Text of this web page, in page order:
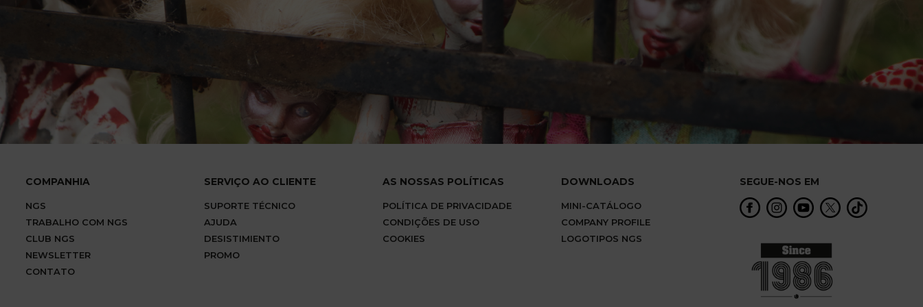
COMPANHIA
NGS
TRABALHO COM NGS
CLUB NGS
NEWSLETTER
CONTATO
SERVIÇO AO CLIENTE
SUPORTE TÉCNICO
AJUDA
DESISTIMIENTO
PROMO
AS NOSSAS POLÍTICAS
POLÍTICA DE PRIVACIDADE
CONDIÇÕES DE USO
COOKIES
DOWNLOADS
MINI-CATÁLOGO
COMPANY PROFILE
LOGOTIPOS NGS
SEGUE-NOS EM